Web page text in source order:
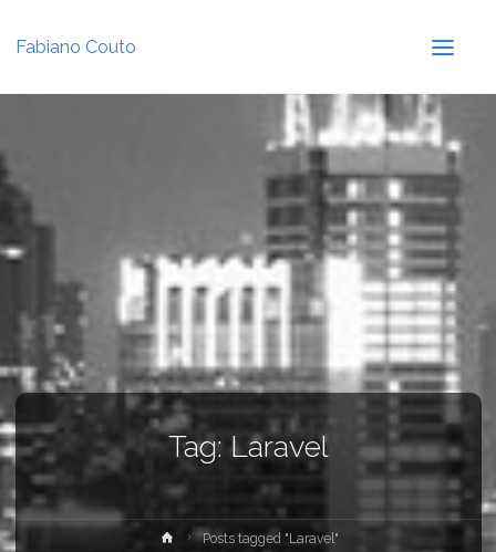
Fabiano Couto
Tag: Laravel
Posts tagged "Laravel"